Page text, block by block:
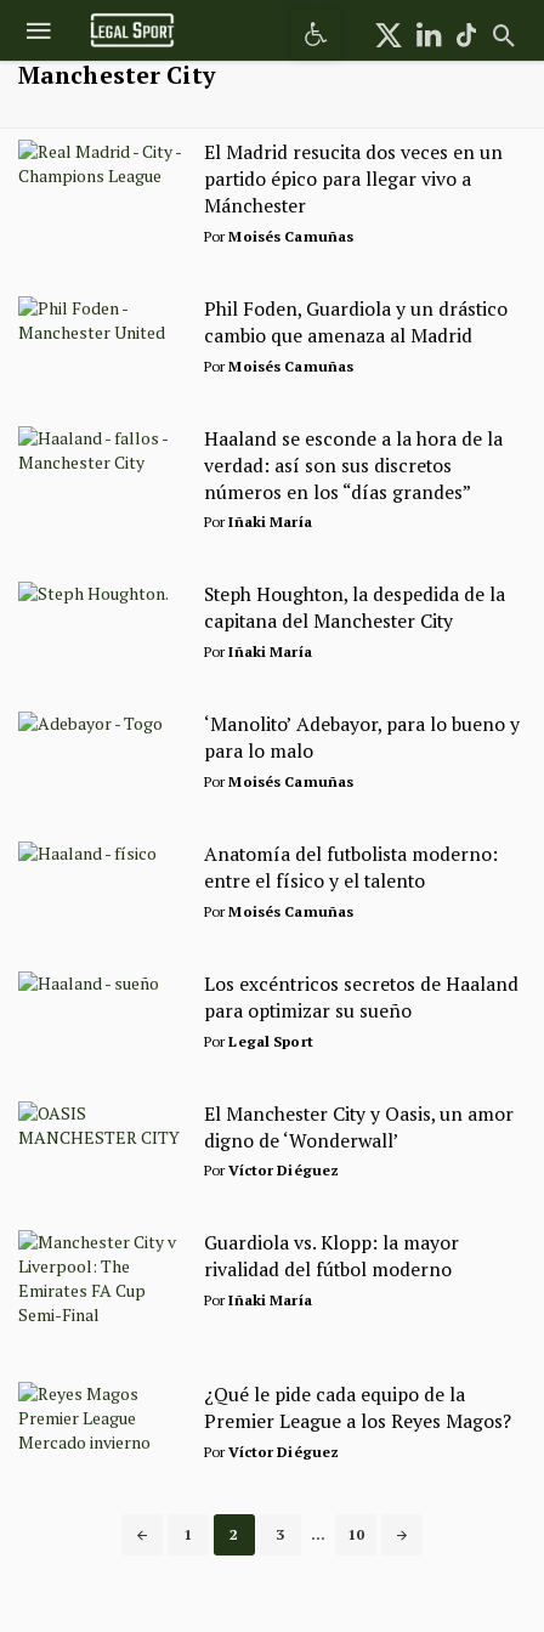
Abrir barra de herramientas
Manchester City
El Madrid resucita dos veces en un
partido épico para llegar vivo a
Mánchester
PorMoisés Camuñas
Phil Foden, Guardiola y un drástico
cambio que amenaza al Madrid
PorMoisés Camuñas
Haaland se esconde a la hora de la
verdad: así son sus discretos
números en los “días grandes”
PorIñaki María
Steph Houghton, la despedida de la
capitana del Manchester City
PorIñaki María
‘Manolito’ Adebayor, para lo bueno y
para lo malo
PorMoisés Camuñas
Anatomía del futbolista moderno:
entre el físico y el talento
PorMoisés Camuñas
Los excéntricos secretos de Haaland
para optimizar su sueño
PorLegal Sport
El Manchester City y Oasis, un amor
digno de ‘Wonderwall’
PorVíctor Diéguez
Guardiola vs. Klopp: la mayor
rivalidad del fútbol moderno
PorIñaki María
¿Qué le pide cada equipo de la
Premier League a los Reyes Magos?
PorVíctor Diéguez
1 2 3 ... 10